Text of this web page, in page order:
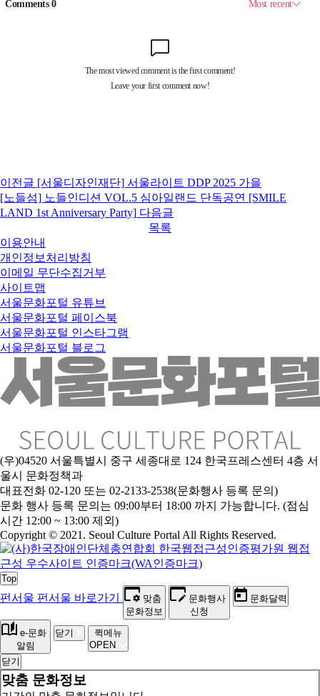
이전글 [서울디자인재단] 서울라이트 DDP 2025 가을
[노들섬] 노들인디션 VOL.5 심아일랜드 단독공연 [SMILE
LAND 1st Anniversary Party] 다음글
목록
이용안내
개인정보처리방침
이메일 무단수집거부
사이트맵
서울문화포털 유튜브
서울문화포털 페이스북
서울문화포털 인스타그램
서울문화포털 블로그
(우)04520 서울특별시 중구 세종대로 124 한국프레스센터 4층 서
울시 문화정책과
대표전화 02-120 또는 02-2133-2538(문화행사 등록 문의)
문화 행사 등록 문의는 09:00부터 18:00 까지 가능합니다. (점심
시간 12:00 ~ 13:00 제외)
Copyright © 2021. Seoul Culture Portal All Rights Reserved.
Top
펀서울 펀서울 바로가기
맞춤
문화정보
문화행사
신청
문화달력
e-문화
알림
닫기
퀵메뉴
OPEN
닫기
맞춤 문화정보